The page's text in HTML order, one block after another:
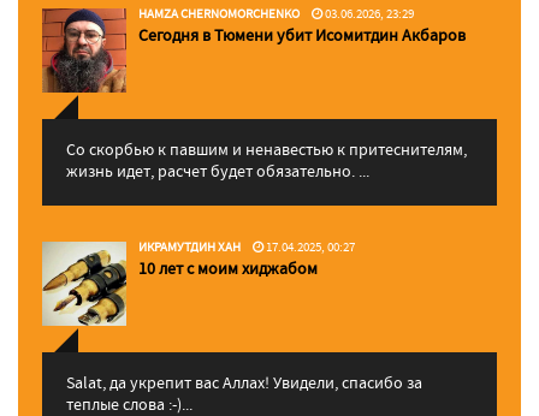
HAMZA CHERNOMORCHENKO 03.06.2026, 23:29
Сегодня в Тюмени убит Исомитдин Акбаров
Со скорбью к павшим и ненавестью к притеснителям,
жизнь идет, расчет будет обязательно. ...
ИКРАМУТДИН ХАН 17.04.2025, 00:27
10 лет с моим хиджабом
Salat, да укрепит вас Аллаx! Увидели, спасибо за
теплые слова :-)...